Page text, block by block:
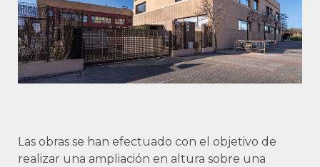
Las obras se han efectuado con el objetivo de
realizar una ampliación en altura sobre una